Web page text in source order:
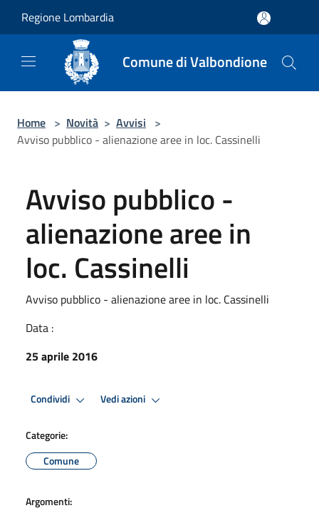
Regione Lombardia
Comune di Valbondione
Home > Novità > Avvisi >
Avviso pubblico - alienazione aree in loc. Cassinelli
Avviso pubblico -
alienazione aree in
loc. Cassinelli
Avviso pubblico - alienazione aree in loc. Cassinelli
Data :
25 aprile 2016
Condividi Vedi azioni
Categorie:
Comune
Argomenti: